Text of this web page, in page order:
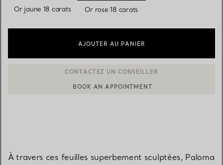
Or jaune 18 carats sélectionnés
Or rose 18 carats
AJOUTER AU PANIER
À travers ces feuilles superbement sculptées, Paloma